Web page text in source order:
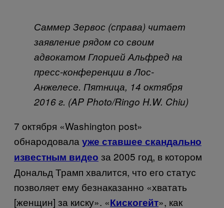
Саммер Зервос (справа) читает
заявление рядом со своим
адвокатом Глорией Альфред на
пресс-конференции в Лос-
Анжелесе. Пятница, 14 октября
2016г. (AP Photo/Ringo H.W. Chiu)
7 октября «Washington post»
обнародовала уже ставшее скандально
известным видео за 2005 год, в котором
Дональд Трамп хвалится, что его статус
позволяет ему безнаказанно «хватать
[женщин] за киску». «Кискогейт», как